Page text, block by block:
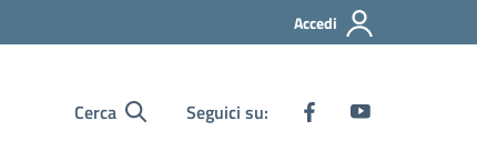
Accedi
Cerca Seguici su: